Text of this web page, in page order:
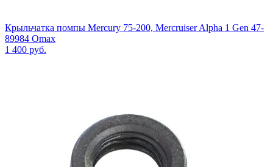
Крыльчатка помпы Mercury 75-200, Mercruiser Alpha 1 Gen 47-
89984 Omax
1 400 руб.